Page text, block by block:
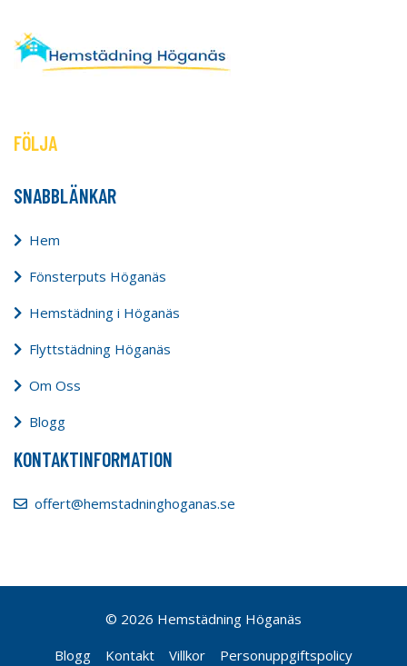
FÖLJA
SNABBLÄNKAR
Hem
Fönsterputs Höganäs
Hemstädning i Höganäs
Flyttstädning Höganäs
Om Oss
Blogg
KONTAKTINFORMATION
offert@hemstadninghoganas.se
© 2026 Hemstädning Höganäs
Blogg
Kontakt Villkor Personuppgiftspolicy